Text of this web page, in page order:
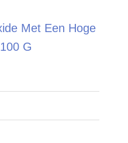
Met Een Hoge
G